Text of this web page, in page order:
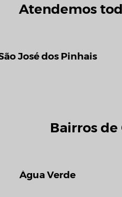
Atendemos
José dos Pinhais
Bairros de
Água Verde